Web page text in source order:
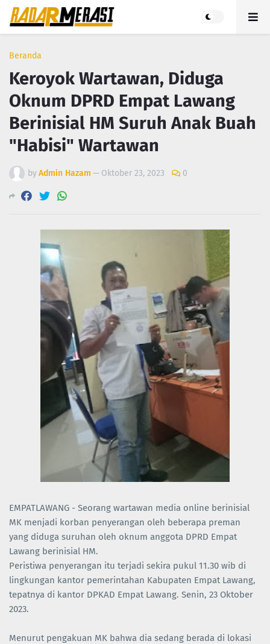
Beranda
Keroyok Wartawan, Diduga
Oknum DPRD Empat Lawang
Berinisial HM Suruh Anak Buah
"Habisi" Wartawan
byAdmin Hazam — Oktober 23, 2023 0
EMPATLAWANG - Seorang wartawan media online berinisial
MK menjadi korban penyerangan oleh beberapa preman
yang diduga suruhan oleh oknum anggota DPRD Empat
Lawang berinisial HM.
Peristiwa penyerangan itu terjadi sekira pukul 11.30 wib di
lingkungan kantor pemerintahan Kabupaten Empat Lawang,
tepatnya di kantor DPKAD Empat Lawang. Senin, 23 Oktober
2023.
Menurut pengakuan MK bahwa dia sedang berada di lokasi